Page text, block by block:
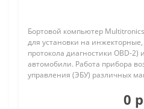
Бортовой компьютер
для установки на
протокола диагностики OBD-
автомобили. Работа прибора
управления (ЭБУ) различных
0